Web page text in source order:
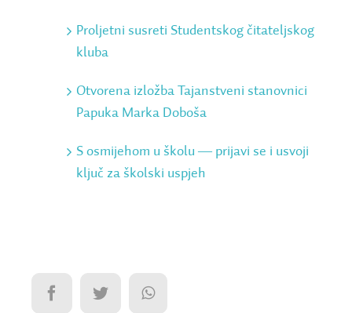
Proljetni susreti Studentskog čitateljskog
kluba
Otvorena izložba Tajanstveni stanovnici
Papuka Marka Doboša
S osmijehom u školu ― prijavi se i usvoji
ključ za školski uspjeh